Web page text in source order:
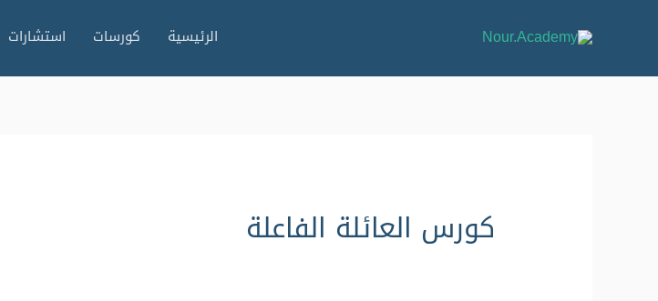
الرئيسية كورسات استشارات
كورس العائلة الفاعلة